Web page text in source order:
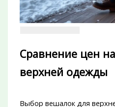
Сравнение цен
верхней одежды
Выбор вешалок для